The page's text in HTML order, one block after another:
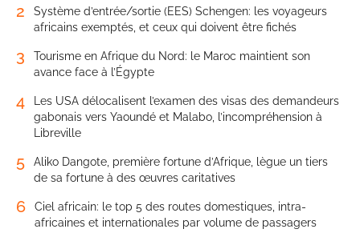
2
Système d’entrée/sortie (EES) Schengen: les voyageurs
africains exemptés, et ceux qui doivent être fichés
3
Tourisme en Afrique du Nord: le Maroc maintient son
avance face à l’Égypte
4
Les USA délocalisent l’examen des visas des demandeurs
gabonais vers Yaoundé et Malabo, l’incompréhension à
Libreville
5
Aliko Dangote, première fortune d’Afrique, lègue un tiers
de sa fortune à des œuvres caritatives
6
Ciel africain: le top 5 des routes domestiques, intra-
africaines et internationales par volume de passagers